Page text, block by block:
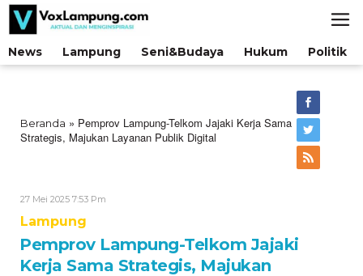
Lewati
konten
News
Lampung Seni&Budaya Hukum Politik
Beranda » Pemprov Lampung-Telkom Jajaki Kerja Sama
Strategis, Majukan Layanan Publik Digital
27 Mei 2025 7:53 Pm
Lampung
Pemprov Lampung-Telkom Jajaki
Kerja Sama Strategis, Majukan